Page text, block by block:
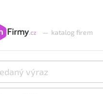
— katalog firem